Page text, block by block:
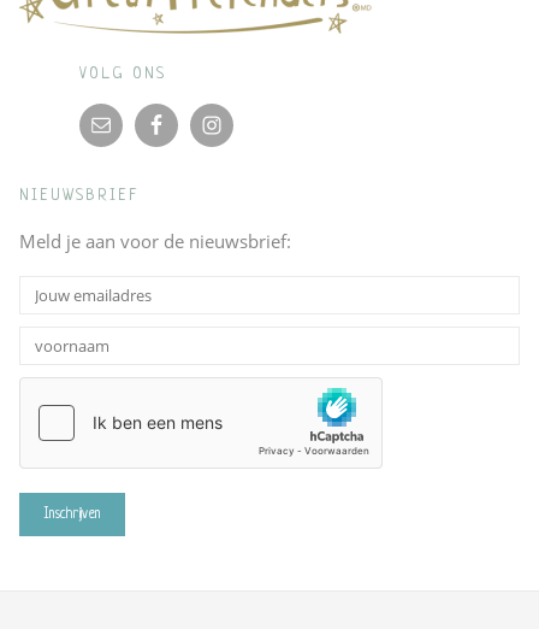
VOLG ONS
NIEUWSBRIEF
Meld je aan voor de nieuwsbrief: